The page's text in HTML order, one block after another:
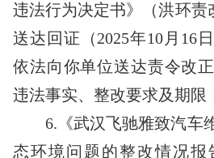
违法行为决定书》（洪环责
送达回证（2025年10月16
依法向你单位送达责令改
违法事实、整改要求及期限
6.《武汉飞驰雅致汽车
态环境问题的整改情况报